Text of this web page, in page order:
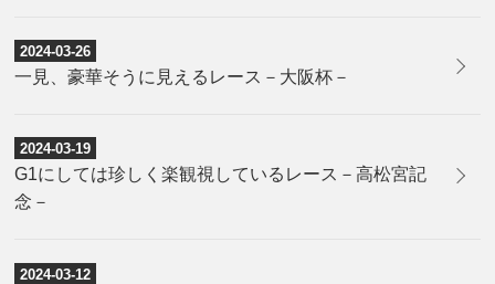
2024-03-26
一見、豪華そうに見えるレース－大阪杯－
2024-03-19
G1にしては珍しく楽観視しているレース－高松宮記
念－
2024-03-12